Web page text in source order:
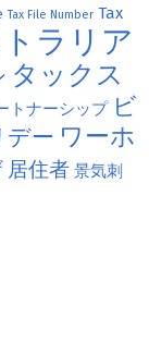
Tax File Number Tax
ラリア
タックス
トナーシップ ビ
デー ワーホ
居住者 景気刺